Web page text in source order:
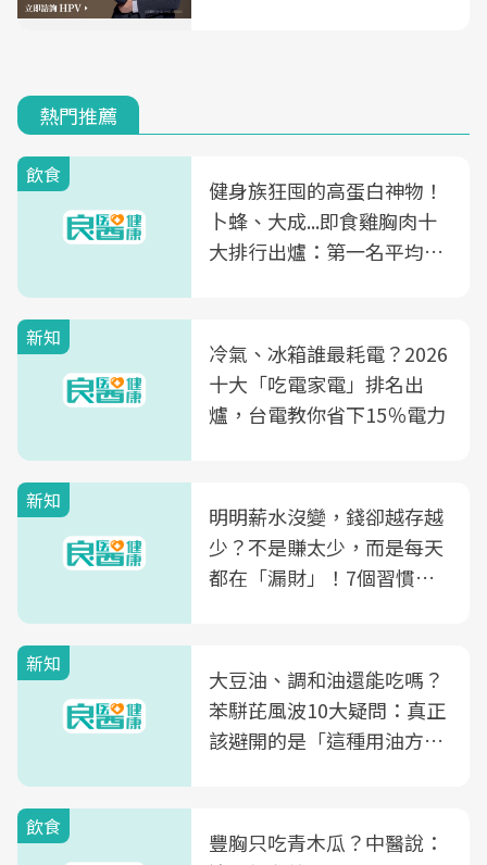
熱門推薦
飲食
健身族狂囤的高蛋白神物！
卜蜂、大成...即食雞胸肉十
大排行出爐：第一名平均一
新知
冷氣、冰箱誰最耗電？2026
十大「吃電家電」排名出
爐，台電教你省下15％電力
新知
明明薪水沒變，錢卻越存越
少？不是賺太少，而是每天
都在「漏財」！7個習慣一
新知
大豆油、調和油還能吃嗎？
苯駢芘風波10大疑問：真正
該避開的是「這種用油方
飲食
豐胸只吃青木瓜？中醫說：